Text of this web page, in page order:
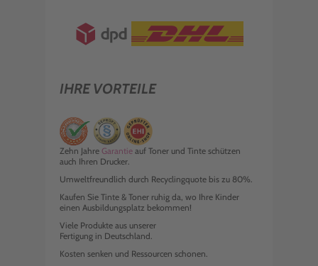
IHRE VORTEILE
Zehn Jahre Garantie auf Toner und Tinte schützen
auch Ihren Drucker.
Umweltfreundlich durch Recyclingquote bis zu 80%.
Kaufen Sie Tinte & Toner ruhig da, wo Ihre Kinder
einen Ausbildungsplatz bekommen!
Viele Produkte aus unserer
Fertigung in Deutschland.
Kosten senken und Ressourcen schonen.